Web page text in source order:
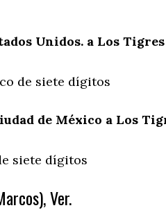
Unidos. a Los Tigres
de siete dígitos
de México a Los
siete dígitos
Ver.